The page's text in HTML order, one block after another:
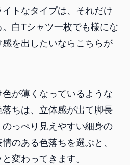
トなタイプは、それだけ
白Tシャツ一枚でも様にな
を出したいならこちらが
が薄くなっているような
ちは、立体感が出て脚長
っぺり見えやすい細身の
のある色落ちを選ぶと、
変わってきます。